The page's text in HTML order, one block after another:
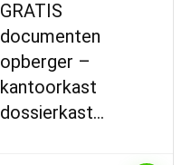
GRATIS
documenten
opberger –
kantoorkast
dossierkast…